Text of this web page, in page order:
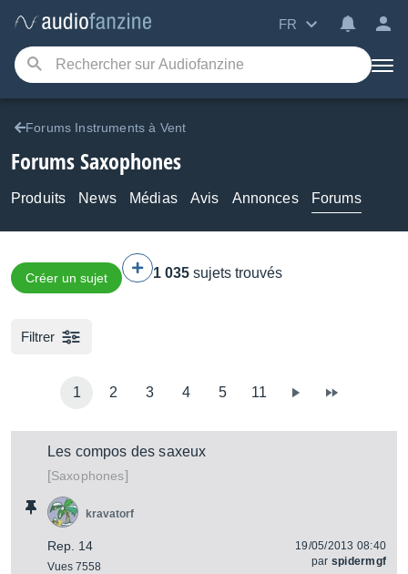
FR
Forums Instruments à Vent
Forums Saxophones
Produits News Médias Avis Annonces Forums
Créer un sujet 1 035 sujets trouvés
Filtrer
1 2 3 4 5 11
Les compos des saxeux
[Saxophones]
Rep. 14
Vues 7558
kravatorf
19/05/2013 08:40
par spidermgf